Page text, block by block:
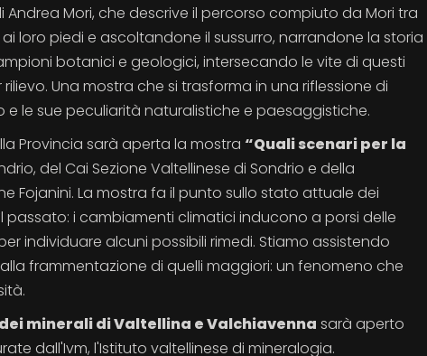
Andrea Mori, che descrive il percorso compiuto da Mori tra
loro piedi e ascoltandone il sussurro, narrandone la storia
botanici e geologici, intersecando le vite di questi
Una mostra che si trasforma in una riflessione di
le sue peculiarità naturalistiche e paesaggistiche.
Provincia sarà aperta la mostra “Quali scenari per la
del Cai Sezione Valtellinese di Sondrio e della
Fojanini. La mostra fa il punto sullo stato attuale dei
i cambiamenti climatici inducono a porsi delle
individuare alcuni possibili rimedi. Stiamo assistendo
frammentazione di quelli maggiori: un fenomeno che
minerali di Valtellina e Valchiavenna sarà aperto
dall'Ivm, l'Istituto valtellinese di mineralogia.